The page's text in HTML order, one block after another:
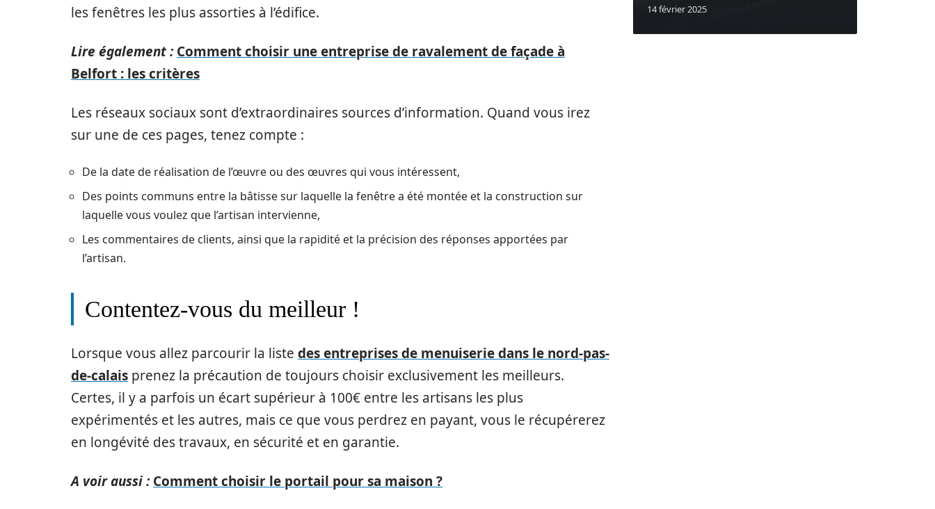
les fenêtres les plus assorties à l’édifice.
Lire également : Comment choisir une entreprise de ravalement de façade à
Belfort : les critères
Les réseaux sociaux sont d’extraordinaires sources d’information. Quand vous irez
sur une de ces pages, tenez compte :
De la date de réalisation de l’œuvre ou des œuvres qui vous intéressent,
Des points communs entre la bâtisse sur laquelle la fenêtre a été montée et la construction sur
laquelle vous voulez que l’artisan intervienne,
Les commentaires de clients, ainsi que la rapidité et la précision des réponses apportées par
l’artisan.
Contentez-vous du meilleur !
Lorsque vous allez parcourir la liste des entreprises de menuiserie dans le nord-pas-
de-calais prenez la précaution de toujours choisir exclusivement les meilleurs.
Certes, il y a parfois un écart supérieur à 100€ entre les artisans les plus
expérimentés et les autres, mais ce que vous perdrez en payant, vous le récupérerez
en longévité des travaux, en sécurité et en garantie.
A voir aussi : Comment choisir le portail pour sa maison ?
14 février 2025